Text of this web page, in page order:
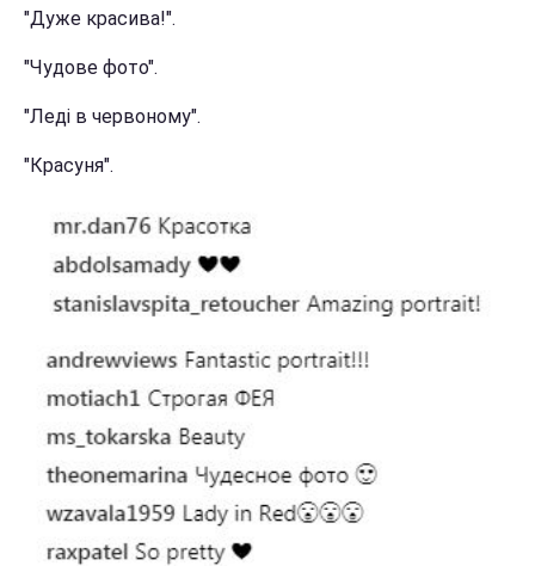
"Дуже красива!".
"Чудове фото".
"Леді в червоному".
"Красуня".